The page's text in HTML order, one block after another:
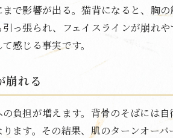
で影響が出る。猫背になると、胸
っ張られ、フェイスラインが崩れ
感じる事実です。
崩れる
負担が増えます。背骨のそばには
ます。その結果、肌のターンオー